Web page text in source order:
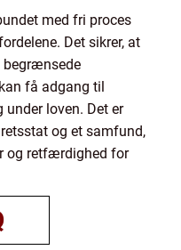
med fri proces
Det sikrer, at
begrænsede
få adgang til
loven. Det er
og et samfund,
og retfærdighed for